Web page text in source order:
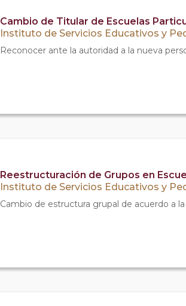
Cambio de Titular de Escuelas
Instituto de Servicios Educativos y
Reconocer ante la autoridad a la nueva
Reestructuración de Grupos en
Instituto de Servicios Educativos y
Cambio de estructura grupal de acuerdo a